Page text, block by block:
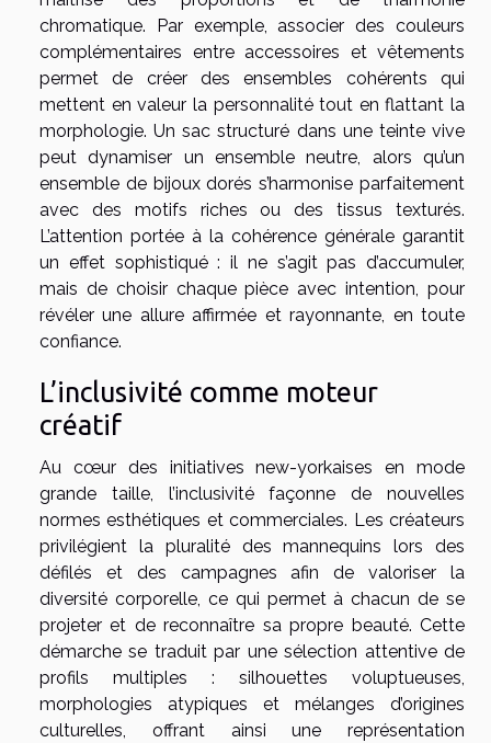
chromatique. Par exemple, associer des couleurs
complémentaires entre accessoires et vêtements
permet de créer des ensembles cohérents qui
mettent en valeur la personnalité tout en flattant la
morphologie. Un sac structuré dans une teinte vive
peut dynamiser un ensemble neutre, alors qu’un
ensemble de bijoux dorés s’harmonise parfaitement
avec des motifs riches ou des tissus texturés.
L’attention portée à la cohérence générale garantit
un effet sophistiqué : il ne s’agit pas d’accumuler,
mais de choisir chaque pièce avec intention, pour
révéler une allure affirmée et rayonnante, en toute
confiance.
L’inclusivité comme moteur
créatif
Au cœur des initiatives new-yorkaises en mode
grande taille, l’inclusivité façonne de nouvelles
normes esthétiques et commerciales. Les créateurs
privilégient la pluralité des mannequins lors des
défilés et des campagnes afin de valoriser la
diversité corporelle, ce qui permet à chacun de se
projeter et de reconnaître sa propre beauté. Cette
démarche se traduit par une sélection attentive de
profils multiples : silhouettes voluptueuses,
morphologies atypiques et mélanges d’origines
culturelles, offrant ainsi une représentation